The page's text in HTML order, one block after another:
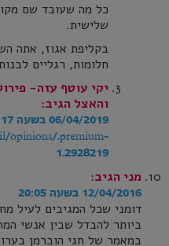
כל מה שעובד שם
שלישית.
בקליפת אגוז, אתה
חלומות, רגליים
יקי עוטף עזה-
והאצל הגיב:
06/04/2019 בשעה 00:17
opinions/.premium-
1.2928219
מני הגיב:
12/04/2016 בשעה 20:05
דומני שכל המגיבים לעיל
ביותר להבדל שבין אנשי